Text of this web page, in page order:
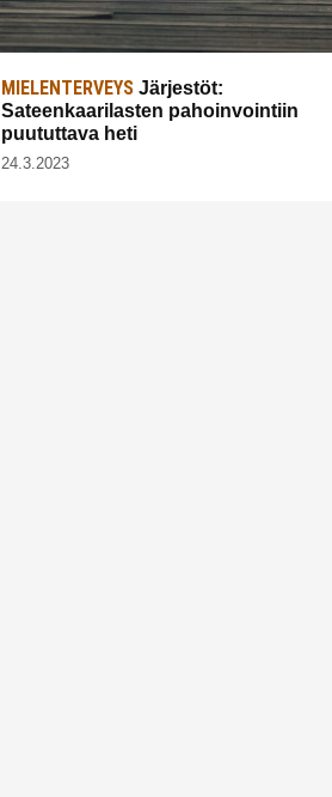
MIELENTERVEYS Järjestöt:
Sateenkaarilasten pahoinvointiin
puututtava heti
24.3.2023